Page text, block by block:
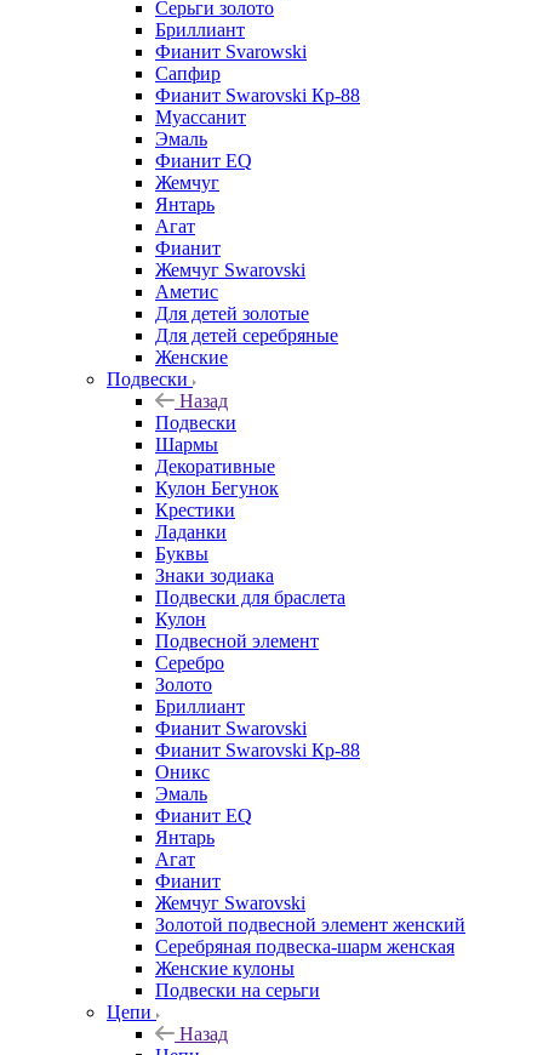
Серьги золото
Бриллиант
Фианит Svarowski
Сапфир
Фианит Swarovski Кр-88
Муассанит
Эмаль
Фианит EQ
Жемчуг
Янтарь
Агат
Фианит
Жемчуг Swarovski
Аметис
Для детей золотые
Для детей серебряные
Женские
Подвески
Назад
Подвески
Шармы
Декоративные
Кулон Бегунок
Крестики
Ладанки
Буквы
Знаки зодиака
Подвески для браслета
Кулон
Подвесной элемент
Серебро
Золото
Бриллиант
Фианит Swarovski
Фианит Swarovski Кр-88
Оникс
Эмаль
Фианит EQ
Янтарь
Агат
Фианит
Жемчуг Swarovski
Золотой подвесной элемент женcкий
Серебряная подвеска-шарм женская
Женские кулоны
Подвески на серьги
Цепи
Назад